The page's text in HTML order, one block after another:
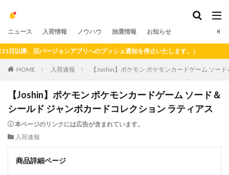
ニュース 入荷情報 ノウハウ 抽選情報 お知らせ
、旧バージョンアプリへのプッシュ通知を停止いたします。）
HOME 入荷速報 【Joshin】ポケモン ポケモンカードゲーム ソー
【Joshin】ポケモン ポケモンカードゲーム ソード＆
シールド ジャンボカードコレクション ラティアス
本ページのリンクには広告が含まれています。
入荷速報
商品詳細ページ